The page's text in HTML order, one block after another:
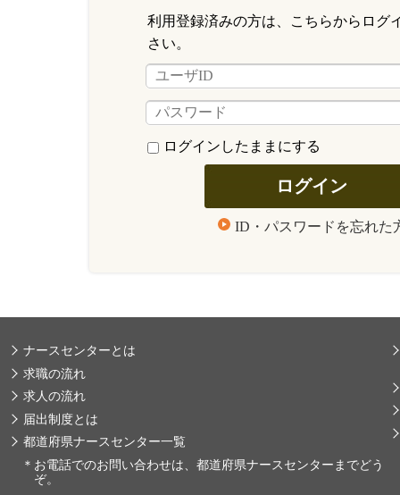
利用登録済みの方は、こちらからログ
さい。
ログインしたままにする
ID・パスワードを忘れた
ナースセンターとは
求職の流れ
求人の流れ
届出制度とは
都道府県ナースセンター一覧
＊ お電話でのお問い合わせは、都道府県ナースセンターまでどう
ぞ。